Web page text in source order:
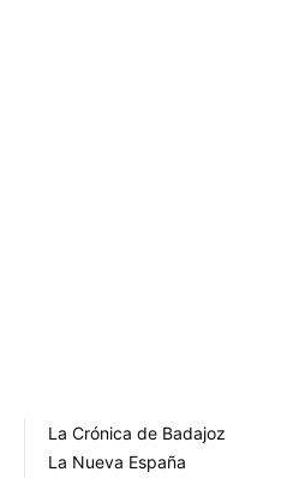
La Crónica de Badajoz
La Nueva España